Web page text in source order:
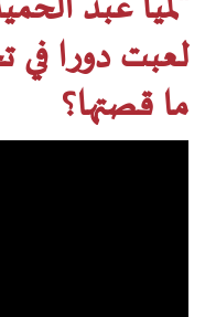
لعبت دورا في
ما قصتها؟